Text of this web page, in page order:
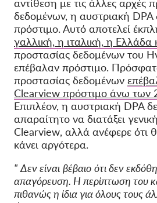
αντίθεση με τις άλλες αρχές
δεδομένων, η αυστριακή DPA
πρόστιμο. Αυτό αποτελεί
γαλλική, η ιταλική, η Ελλάδα
προστασίας δεδομένων του
επέβαλαν πρόστιμο.
προστασίας δεδομένων
Clearview πρόστιμο άνω των
Επιπλέον, η αυστριακή DPA
απαραίτητο να διατάξει
Clearview, αλλά ανέφερε ότι
κάνει αργότερα.
" Δεν είναι βέβαιο ότι δεν
απαγόρευση. Η περίπτωση του
πιθανώς η ίδια για όλους τους